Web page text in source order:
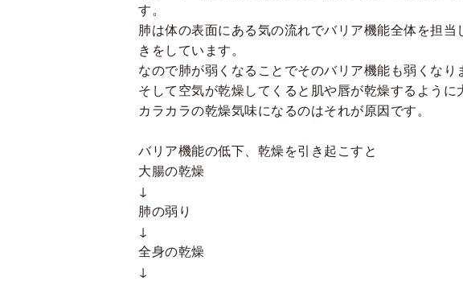
す。
肺は体の表面にある気の流れでバリア機能全体を担
きをしています。
なので肺が弱くなることでそのバリア機能も弱くなり
そして空気が乾燥してくると肌や唇が乾燥するよう
カラカラの乾燥気味になるのはそれが原因です。
バリア機能の低下、乾燥を引き起こすと
大腸の乾燥
↓
肺の弱り
↓
全身の乾燥
↓